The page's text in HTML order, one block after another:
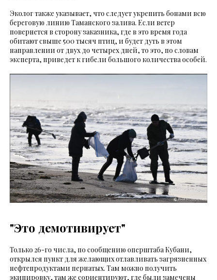
Эколог также указывает, что следует укрепить бонами всю
береговую линию Таманского залива. Если ветер
повернется в сторону заказника, где в это время года
обитают свыше 500 тысяч птиц, и будет дуть в этом
направлении от двух до четырех дней, то это, по словам
эксперта, приведет к гибели большого количества особей.
"Это демотивирует"
Только 26-го числа, по сообщению оперштаба Кубани,
открылся пункт для желающих отлавливать загрязненных
нефтепродуктами пернатых. Там можно получить
экипировку, там же сориентируют, где были замечены